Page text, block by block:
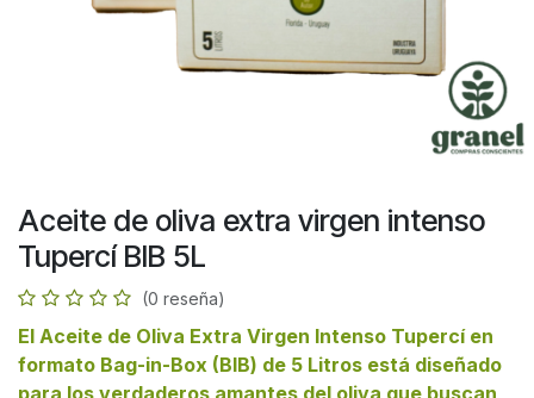
Aceite de oliva extra virgen intenso
Tupercí BIB 5L
(0 reseña)
El Aceite de Oliva Extra Virgen Intenso Tupercí en
formato Bag-in-Box (BIB) de 5 Litros está diseñado
para los verdaderos amantes del oliva que buscan